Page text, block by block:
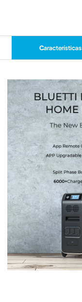
Características